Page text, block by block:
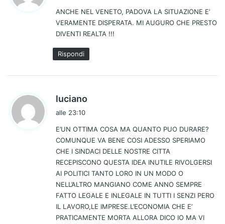
e
t
t
o
:
ANCHE NEL VENETO, PADOVA LA SITUAZIONE E’
VERAMENTE DISPERATA. MI AUGURO CHE PRESTO
DIVENTI REALTA !!!
Rispondi
luciano
e
t
t
o
:
alle 23:10
E’UN OTTIMA COSA MA QUANTO PUO DURARE?
COMUNQUE VA BENE COSI ADESSO SPERIAMO
CHE I SINDACI DELLE NOSTRE CITTA
RECEPISCONO QUESTA IDEA INUTILE RIVOLGERSI
AI POLITICI TANTO LORO IN UN MODO O
NELL’ALTRO MANGIANO COME ANNO SEMPRE
FATTO LEGALE E INLEGALE IN TUTTI I SENZI PERO
IL LAVORO,LE IMPRESE.L’ECONOMIA CHE E’
PRATICAMENTE MORTA ALLORA DICO IO MA VI